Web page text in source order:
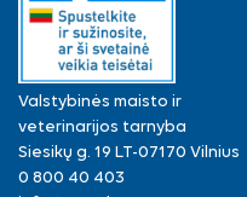
Valstybinės maisto ir
veterinarijos tarnyba
Siesikų g. 19 LT-07170 Vilnius
0 800 40 403